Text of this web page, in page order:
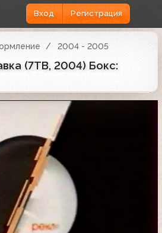
Вход Регистрация
2004 - 2005
(7ТВ, 2004) Бокс: